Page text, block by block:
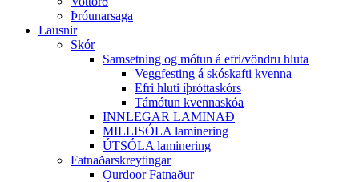
Þróunarsaga
Lausnir
Skór
Samsetning og mótun á efri/vöndru hluta
Veggfesting á skóskafti kvenna
Efri hluti íþróttaskórs
Támótun kvennaskóa
INNLEGAR LAMINAÐ
MILLISÓLA laminering
ÚTSÓLA laminering
Fatnaðarskreytingar
Ourdoor Fatnaður